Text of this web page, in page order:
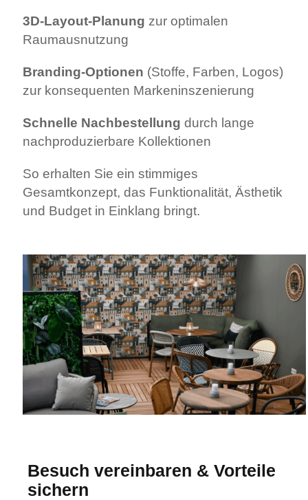
3D‑Layout‑Planung zur optimalen
Raumausnutzung
Branding‑Optionen (Stoffe, Farben, Logos)
zur konsequenten Marken­inszenierung
Schnelle Nach­bestellung durch lange
nachproduzierbare Kollektionen
So erhalten Sie ein stimmiges
Gesamtkonzept, das Funktionalität, Ästhetik
und Budget in Einklang bringt.
Besuch vereinbaren & Vorteile
sichern